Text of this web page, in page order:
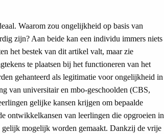
Waarom zou ongelijkheid op basis van
zijn? Aan beide kan een individu immers niets
het bestek van dit artikel valt, maar zie
te plaatsen bij het functioneren van het
gehanteerd als legitimatie voor ongelijkheid in
van universitair en mbo-geschoolden (CBS,
gelijke kansen krijgen om bepaalde
ontwikkelkansen van leerlingen die opgroeien in
mogelijk worden gemaakt. Dankzij de vrije